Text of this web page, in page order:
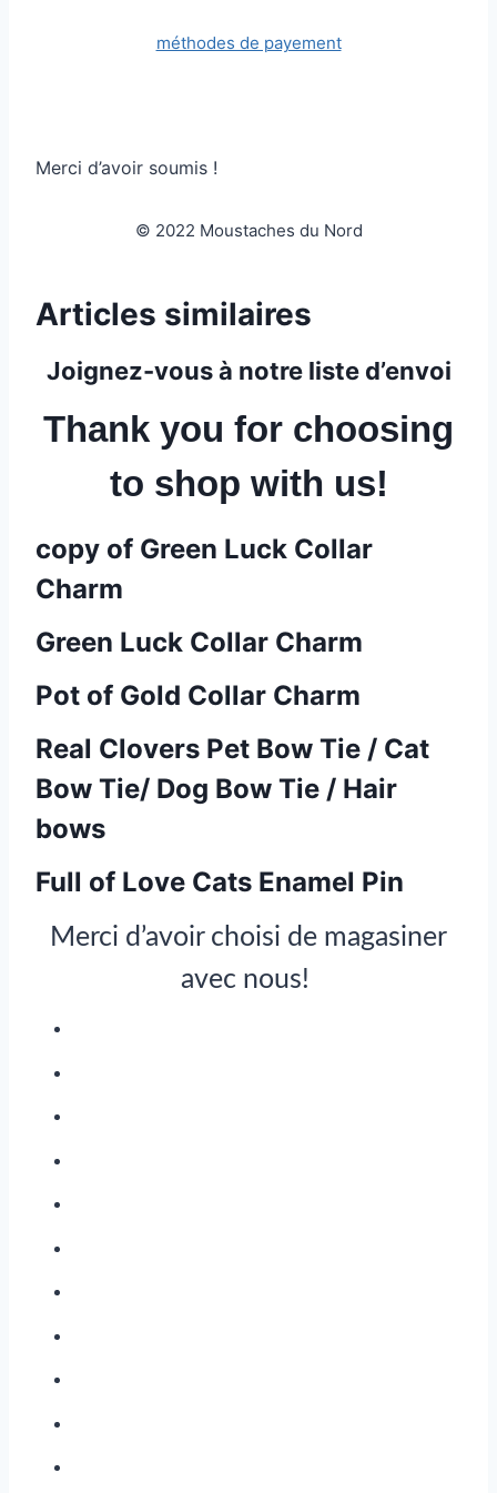
méthodes de payement
Merci d’avoir soumis !
© 2022 Moustaches du Nord
Articles similaires
Joignez-vous à notre liste d’envoi
Thank you for choosing
to shop with us!
copy of Green Luck Collar
Charm
Green Luck Collar Charm
Pot of Gold Collar Charm
Real Clovers Pet Bow Tie / Cat
Bow Tie/ Dog Bow Tie / Hair
bows
Full of Love Cats Enamel Pin
Merci d’avoir choisi de magasiner
avec nous!